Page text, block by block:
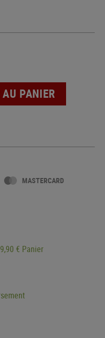
PANIER
MASTERCARD
€ Panier